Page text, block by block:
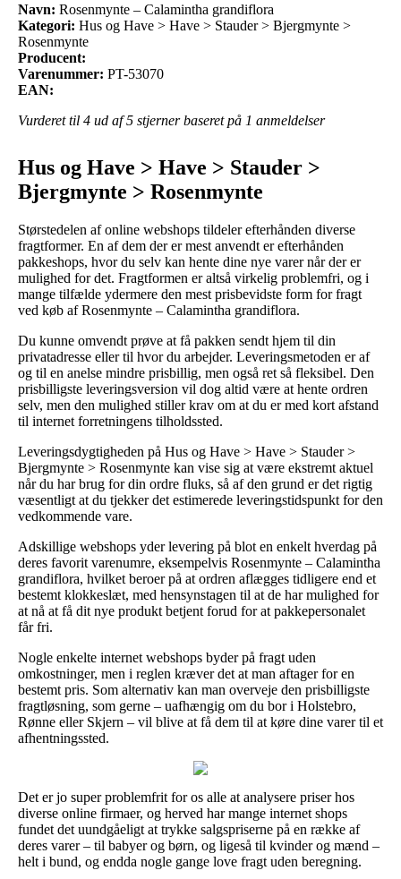
Navn: Rosenmynte – Calamintha grandiflora
Kategori: Hus og Have > Have > Stauder > Bjergmynte >
Rosenmynte
Producent:
Varenummer: PT-53070
EAN:
Vurderet til 4 ud af 5 stjerner baseret på 1 anmeldelser
Hus og Have > Have > Stauder >
Bjergmynte > Rosenmynte
Størstedelen af online webshops tildeler efterhånden diverse
fragtformer. En af dem der er mest anvendt er efterhånden
pakkeshops, hvor du selv kan hente dine nye varer når der er
mulighed for det. Fragtformen er altså virkelig problemfri, og i
mange tilfælde ydermere den mest prisbevidste form for fragt
ved køb af Rosenmynte – Calamintha grandiflora.
Du kunne omvendt prøve at få pakken sendt hjem til din
privatadresse eller til hvor du arbejder. Leveringsmetoden er af
og til en anelse mindre prisbillig, men også ret så fleksibel. Den
prisbilligste leveringsversion vil dog altid være at hente ordren
selv, men den mulighed stiller krav om at du er med kort afstand
til internet forretningens tilholdssted.
Leveringsdygtigheden på Hus og Have > Have > Stauder >
Bjergmynte > Rosenmynte kan vise sig at være ekstremt aktuel
når du har brug for din ordre fluks, så af den grund er det rigtig
væsentligt at du tjekker det estimerede leveringstidspunkt for den
vedkommende vare.
Adskillige webshops yder levering på blot en enkelt hverdag på
deres favorit varenumre, eksempelvis Rosenmynte – Calamintha
grandiflora, hvilket beroer på at ordren aflægges tidligere end et
bestemt klokkeslæt, med hensynstagen til at de har mulighed for
at nå at få dit nye produkt betjent forud for at pakkepersonalet
får fri.
Nogle enkelte internet webshops byder på fragt uden
omkostninger, men i reglen kræver det at man aftager for en
bestemt pris. Som alternativ kan man overveje den prisbilligste
fragtløsning, som gerne – uafhængig om du bor i Holstebro,
Rønne eller Skjern – vil blive at få dem til at køre dine varer til et
afhentningssted.
Det er jo super problemfrit for os alle at analysere priser hos
diverse online firmaer, og herved har mange internet shops
fundet det uundgåeligt at trykke salgspriserne på en række af
deres varer – til babyer og børn, og ligeså til kvinder og mænd –
helt i bund, og endda nogle gange love fragt uden beregning.